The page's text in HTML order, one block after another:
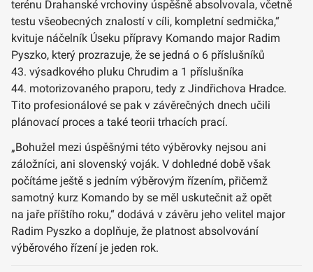
terénu Drahanské vrchoviny úspěšně absolvovala, včetně
testu všeobecných znalostí v cíli, kompletní sedmička,“
kvituje náčelník Úseku přípravy Komando major Radim
Pyszko, který prozrazuje, že se jedná o 6 příslušníků
43. výsadkového pluku Chrudim a 1 příslušníka
44. motorizovaného praporu, tedy z Jindřichova Hradce.
Tito profesionálové se pak v závěrečných dnech učili
plánovací proces a také teorii trhacích prací.
„Bohužel mezi úspěšnými této výběrovky nejsou ani
záložníci, ani slovenský voják. V dohledné době však
počítáme ještě s jedním výběrovým řízením, přičemž
samotný kurz Komando by se měl uskutečnit až opět
na jaře příštího roku,“ dodává v závěru jeho velitel major
Radim Pyszko a doplňuje, že platnost absolvování
výběrového řízení je jeden rok.